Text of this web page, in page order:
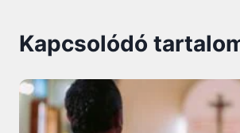
Kapcsolódó